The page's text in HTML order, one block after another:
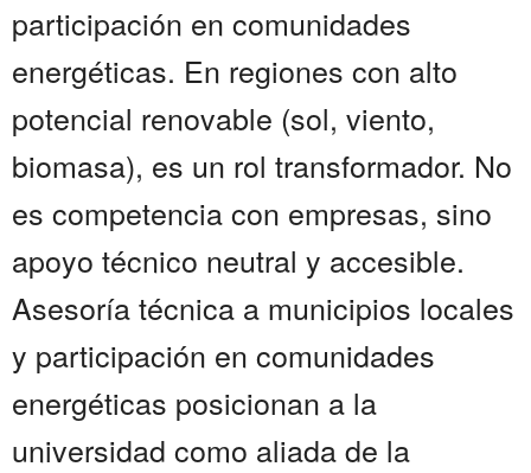
participación en comunidades
energéticas. En regiones con alto
potencial renovable (sol, viento,
biomasa), es un rol transformador. No
es competencia con empresas, sino
apoyo técnico neutral y accesible.
Asesoría técnica a municipios locales
y participación en comunidades
energéticas posicionan a la
universidad como aliada de la